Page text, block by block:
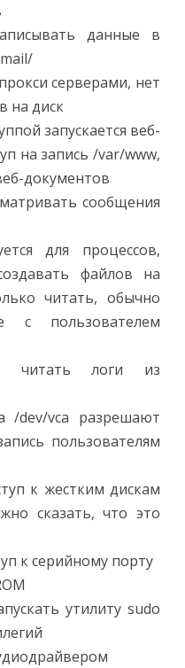
данные в
серверами, нет
на диск
запускается веб-
на запись /var/www,
документов
сообщения
для процессов,
файлов на
читать, обычно
с пользователем
читать логи из
/dev/vca разрешают
пользователям
к жестким дискам
сказать, что это
к серийному порту
утилиту sudo